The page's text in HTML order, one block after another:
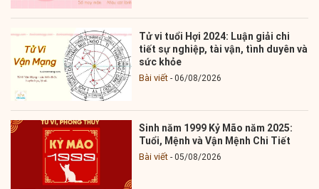
Tử vi tuổi Hợi 2024: Luận giải chi
tiết sự nghiệp, tài vận, tình duyên và
sức khỏe
Bài viết 06/08/2026
Sinh năm 1999 Kỷ Mão năm 2025:
Tuổi, Mệnh và Vận Mệnh Chi Tiết
Bài viết 05/08/2026